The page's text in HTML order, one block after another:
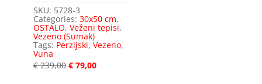
SKU: 5728-3
Categories: 30x50 cm,
OSTALO, Veženi tepisi,
Vezeno (Sumak)
Tags: Perzijski, Vezeno,
Vuna
€239,00 €79,00